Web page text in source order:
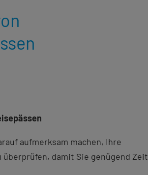
aufmerksam machen, Ihre
überprüfen, damit Sie genügend Zeit